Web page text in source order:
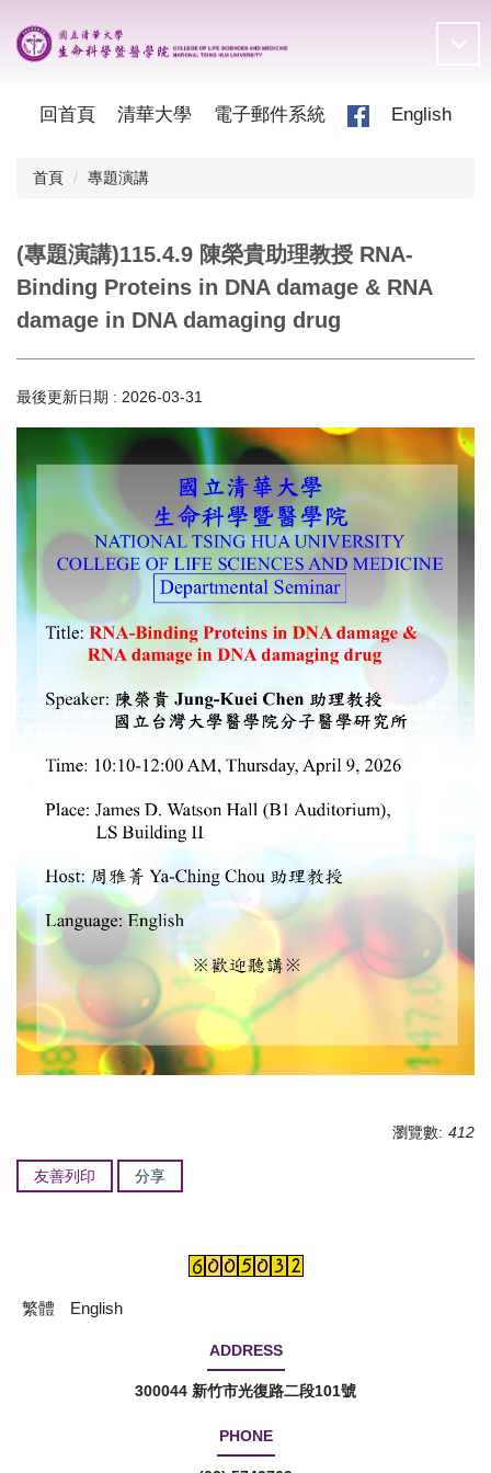
到
主
回首頁 清華大學 電子郵件系統 English
首頁 專題演講
(專題演講)115.4.9 陳榮貴助理教授 RNA-
Binding Proteins in DNA damage & RNA
damage in DNA damaging drug
最後更新日期 : 2026-03-31
瀏覽數: 412
友善列印 分享
繁體 English
ADDRESS
300044 新竹市光復路二段101號
PHONE